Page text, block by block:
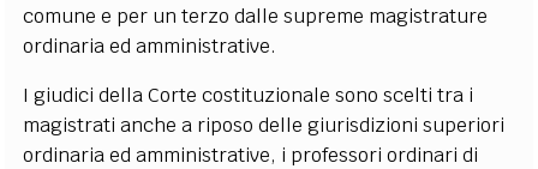
comune e per un terzo dalle supreme magistrature
ordinaria ed amministrative.
I giudici della Corte costituzionale sono scelti tra i
magistrati anche a riposo delle giurisdizioni superiori
ordinaria ed amministrative, i professori ordinari di